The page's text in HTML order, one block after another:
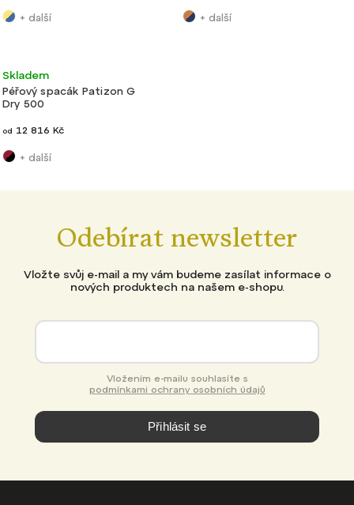
+ další + další
Novinka
Péřový spacák Patizon G
Dry 500
Skladem
od 12 816 Kč
+ další
Odebírat newsletter
Vložte svůj e-mail a my vám budeme zasílat informace o
nových produktech na našem e-shopu.
podmínkami ochrany osobních údajů
Přihlásit se